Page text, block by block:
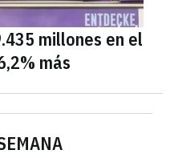
millones en el
más